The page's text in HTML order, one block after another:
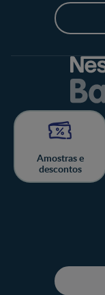
Amostras e
descontos